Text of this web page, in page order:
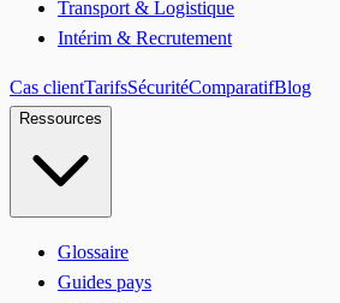
Transport & Logistique
Intérim & Recrutement
Cas clientTarifsSécuritéComparatifBlog
Ressources
Glossaire
Guides pays